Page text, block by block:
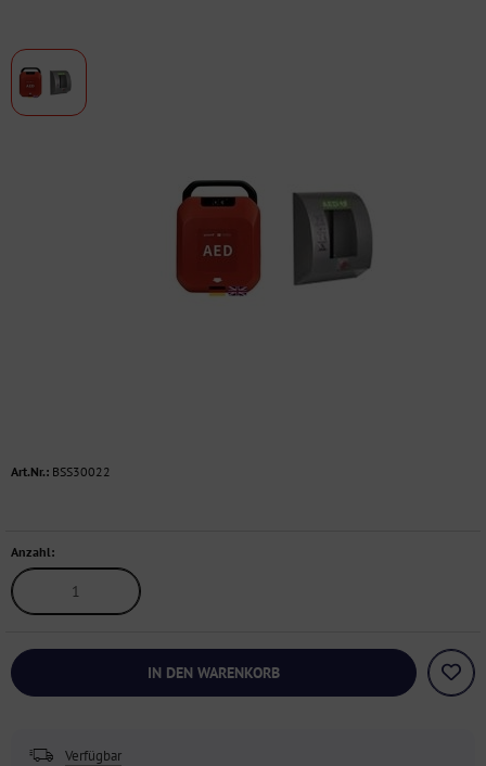
Art.Nr.: BSS30022
Anzahl:
IN DEN WARENKORB
Verfügbar